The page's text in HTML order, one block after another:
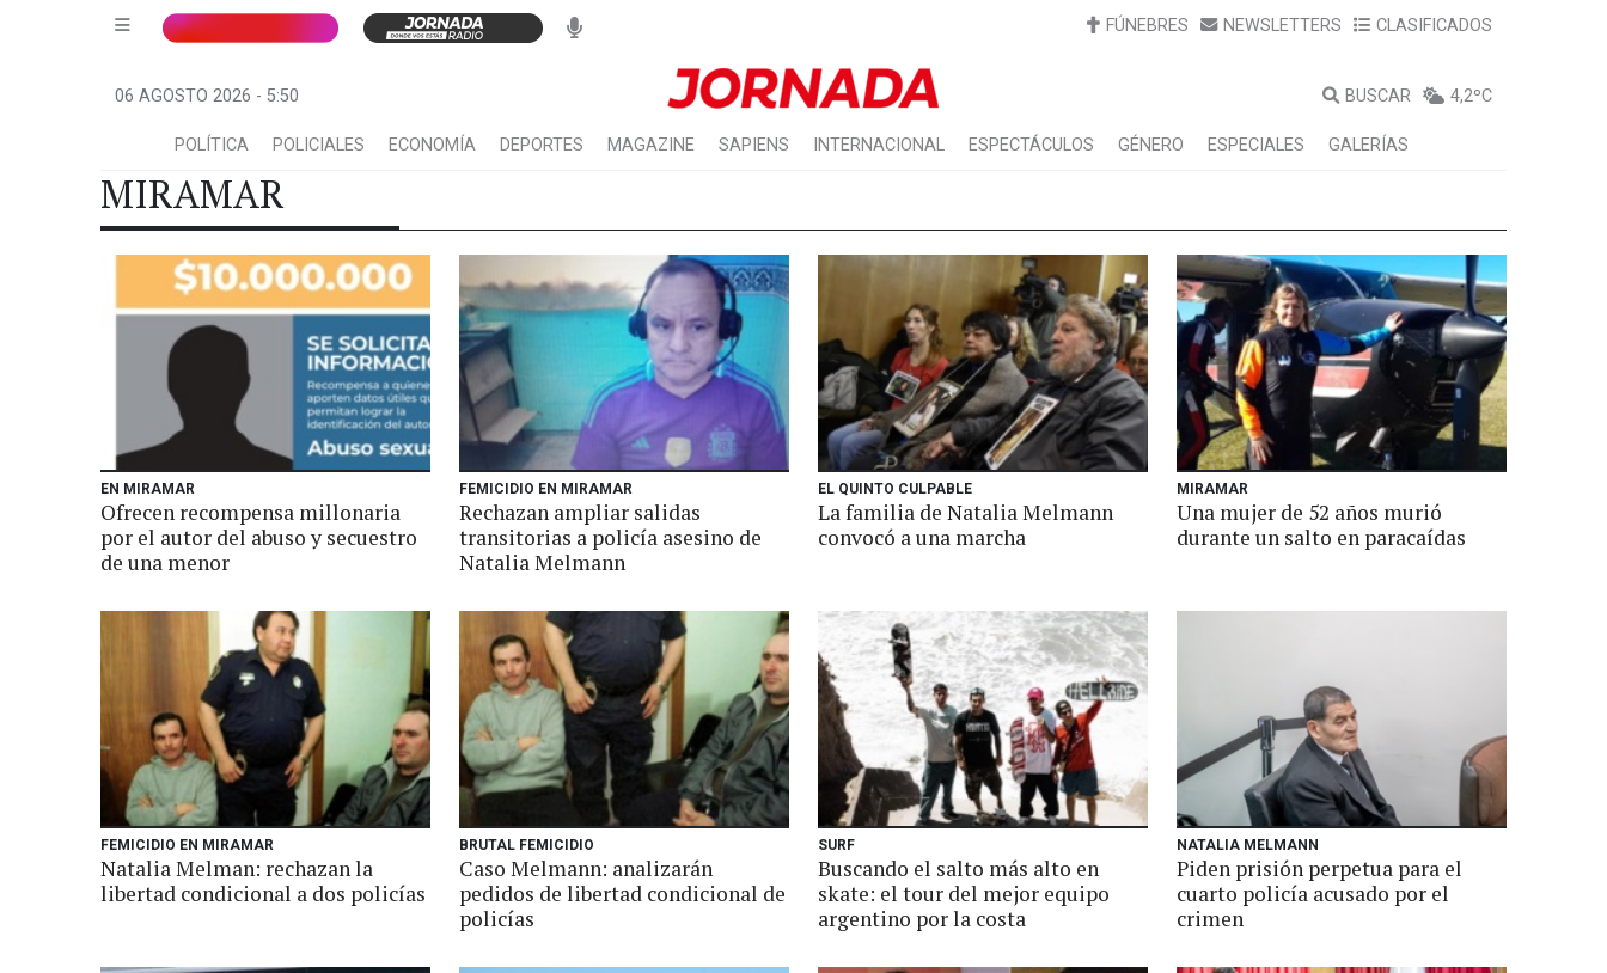
FÚNEBRES NEWSLETTERS CLASIFICADOS
06 AGOSTO 2026 - 5:50 BUSCAR 4,2ºC
POLÍTICA POLICIALES ECONOMÍA DEPORTES MAGAZINE SAPIENS INTERNACIONAL ESPECTÁCULOS GÉNERO ESPECIALES GALERÍAS
MIRAMAR
EN MIRAMAR
Ofrecen recompensa millonaria
por el autor del abuso y secuestro
de una menor
FEMICIDIO EN MIRAMAR
Rechazan ampliar salidas
transitorias a policía asesino de
Natalia Melmann
EL QUINTO CULPABLE
La familia de Natalia Melmann
convocó a una marcha
MIRAMAR
Una mujer de 52 años murió
durante un salto en paracaídas
FEMICIDIO EN MIRAMAR
Natalia Melman: rechazan la
libertad condicional a dos policías
BRUTAL FEMICIDIO
Caso Melmann: analizarán
pedidos de libertad condicional de
policías
SURF
Buscando el salto más alto en
skate: el tour del mejor equipo
argentino por la costa
NATALIA MELMANN
Piden prisión perpetua para el
cuarto policía acusado por el
crimen